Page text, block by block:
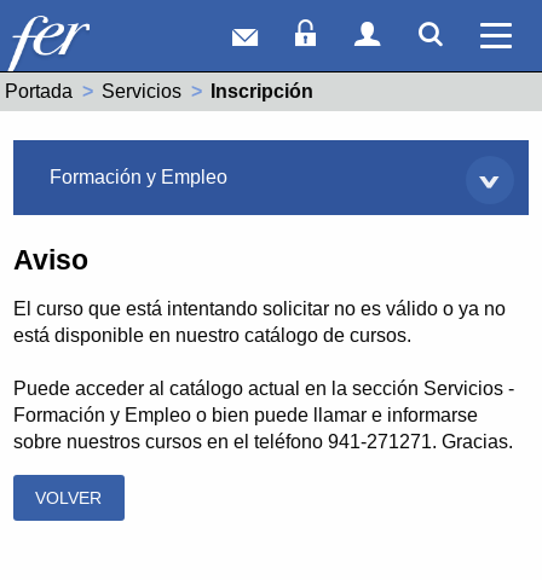
Correo webAcceso Socios
Acceso
Portada Servicios Actual:
Inscripción
Formación y Empleo
Aviso
El curso que está intentando solicitar no es válido o ya no
está disponible en nuestro catálogo de cursos.
Puede acceder al catálogo actual en la sección Servicios -
Formación y Empleo o bien puede llamar e informarse
sobre nuestros cursos en el teléfono 941-271271. Gracias.
VOLVER